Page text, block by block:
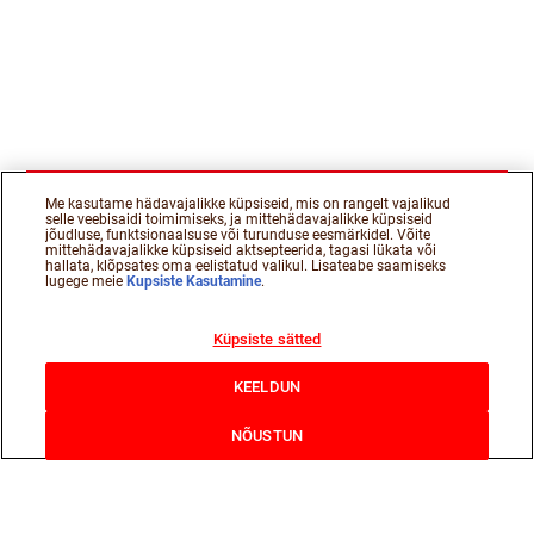
Me kasutame hädavajalikke küpsiseid, mis on rangelt vajalikud
selle veebisaidi toimimiseks, ja mittehädavajalikke küpsiseid
jõudluse, funktsionaalsuse või turunduse eesmärkidel. Võite
mittehädavajalikke küpsiseid aktsepteerida, tagasi lükata või
hallata, klõpsates oma eelistatud valikul. Lisateabe saamiseks
lugege meie Kupsiste Kasutamine.
Küpsiste sätted
KEELDUN
NÕUSTUN